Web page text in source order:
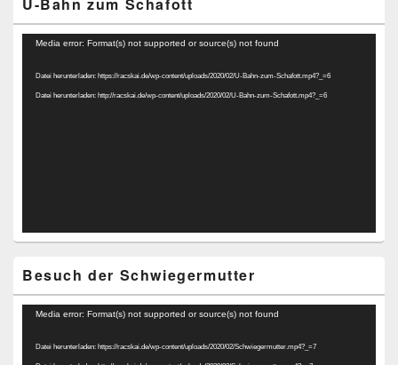
U-Bahn zum Schafott
Video-
Media error: Format(s) not supported or source(s) not found
Datei herunterladen: https://racskai.de/wp-content/uploads/2020/02/U-Bahn-zum-Schafott.mp4?_=6
Datei herunterladen: http://racskai.de/wp-content/uploads/2020/02/U-Bahn-zum-Schafott.mp4?_=6
Besuch der Schwiegermutter
Video-
Media error: Format(s) not supported or source(s) not found
Datei herunterladen: https://racskai.de/wp-content/uploads/2020/02/Schwiegermutter.mp4?_=7